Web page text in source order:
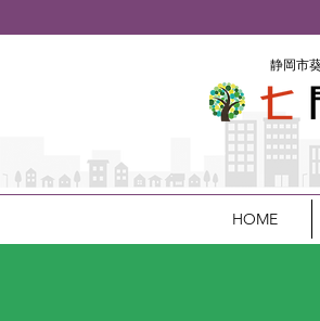
静岡市
HOME